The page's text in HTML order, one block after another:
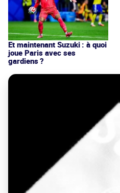
Et maintenant Suzuki : à quoi
joue Paris avec ses
gardiens ?